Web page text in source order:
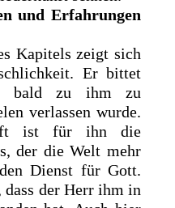
und Erfahrungen
Kapitels zeigt sich
Er bittet
bald zu ihm zu
verlassen wurde.
ist für ihn die
der die Welt mehr
Dienst für Gott.
dass der Herr ihm in